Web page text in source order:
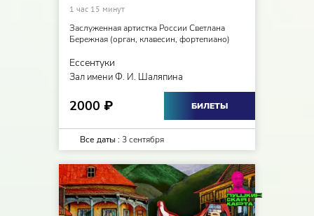
1 час 15 минут
Заслуженная артистка России Светлана
Бережная (орган, клавесин, фортепиано)
Ессентуки
Зал имени Ф. И. Шаляпина
2000 ₽ БИЛЕТЫ
Все даты : 3 сентября